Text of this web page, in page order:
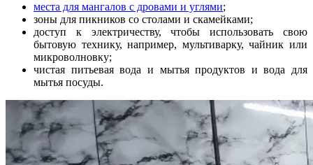
места для мангалов с дровами и углями;
зоны для пикников со столами и скамейками;
доступ к электричеству, чтобы использовать свою
бытовую технику, например, мультиварку, чайник или
микроволновку;
чистая питьевая вода и мытья продуктов и вода для
мытья посуды.